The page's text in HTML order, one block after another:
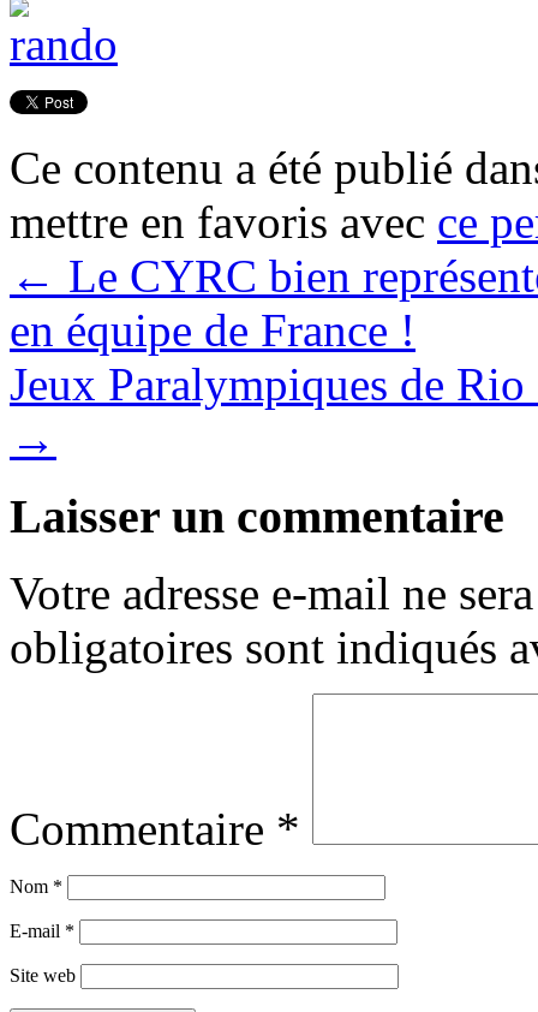
Ce contenu a été publié
mettre en favoris avec ce
← Le CYRC bien
en équipe de France !
Jeux Paralympiques de
→
Laisser un commentaire
Votre adresse e-mail ne
obligatoires sont indiqués
Commentaire *
Nom *
E-mail *
Site web